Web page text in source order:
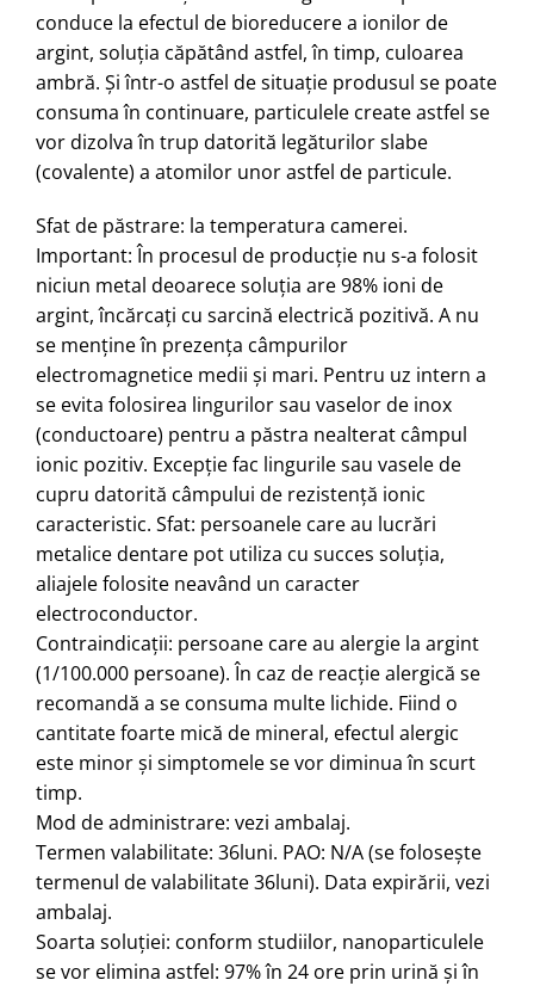
conduce la efectul de bioreducere a ionilor de
argint, soluţia căpătând astfel, în timp, culoarea
ambră. Şi într-o astfel de situaţie produsul se poate
consuma în continuare, particulele create astfel se
vor dizolva în trup datorită legăturilor slabe
(covalente) a atomilor unor astfel de particule.
Sfat de păstrare: la temperatura camerei.
Important: În procesul de producţie nu s-a folosit
niciun metal deoarece soluţia are 98% ioni de
argint, încărcaţi cu sarcină electrică pozitivă. A nu
se menţine în prezenţa câmpurilor
electromagnetice medii şi mari. Pentru uz intern a
se evita folosirea lingurilor sau vaselor de inox
(conductoare) pentru a păstra nealterat câmpul
ionic pozitiv. Excepţie fac lingurile sau vasele de
cupru datorită câmpului de rezistenţă ionic
caracteristic. Sfat: persoanele care au lucrări
metalice dentare pot utiliza cu succes soluţia,
aliajele folosite neavând un caracter
electroconductor.
Contraindicaţii: persoane care au alergie la argint
(1/100.000 persoane). În caz de reacţie alergică se
recomandă a se consuma multe lichide. Fiind o
cantitate foarte mică de mineral, efectul alergic
este minor şi simptomele se vor diminua în scurt
timp.
Mod de administrare: vezi ambalaj.
Termen valabilitate: 36luni. PAO: N/A (se foloseşte
termenul de valabilitate 36luni). Data expirării, vezi
ambalaj.
Soarta soluţiei: conform studiilor, nanoparticulele
se vor elimina astfel: 97% în 24 ore prin urină şi în